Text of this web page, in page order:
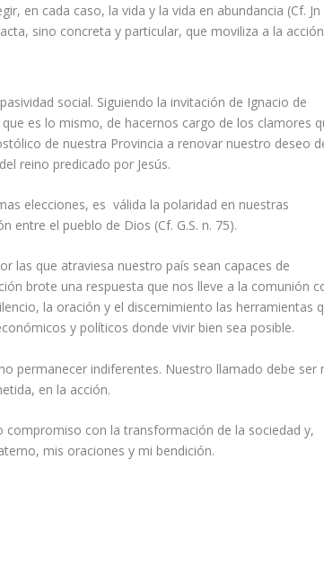
en cada caso, la vida y la vida en abundancia (Cf. Jn
sino concreta y particular, que moviliza a la
social. Siguiendo la invitación de Ignacio de
es lo mismo, de hacernos cargo de los clamores
de nuestra Provincia a renovar nuestro deseo
reino predicado por Jesús.
elecciones, es válida la polaridad en nuestras
el pueblo de Dios (Cf. G.S. n. 75).
las que atraviesa nuestro país sean capaces de
brote una respuesta que nos lleve a la comunión
la oración y el discernimiento las herramientas
y políticos donde vivir bien sea posible.
permanecer indiferentes. Nuestro llamado debe ser
en la acción.
con la transformación de la sociedad y,
mis oraciones y mi bendición.